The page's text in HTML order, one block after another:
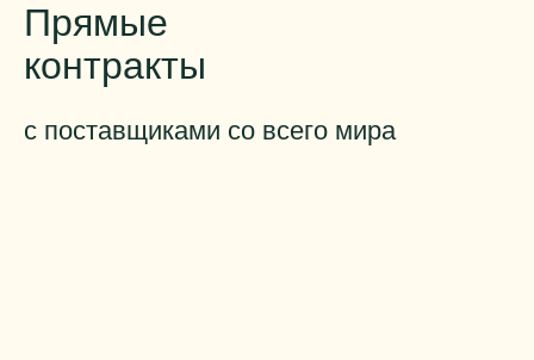
Прямые
контракты
с поставщиками со всего мира